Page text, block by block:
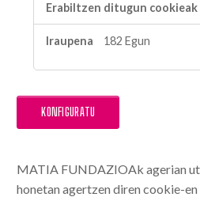
182 Egun
KONFIGURATU
MATIA FUNDAZIOAk agerian
honetan agertzen diren cookie-